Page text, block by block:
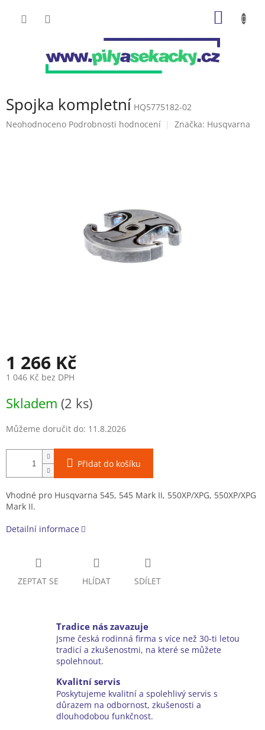
Spojka kompletní HQ5775182-02
Průměrné
Neohodnoceno Podrobnosti hodnocení Značka: Husqvarna
1 266 Kč
1 046 Kč bez DPH
cena:
Skladem (2 ks)
Můžeme doručit do: 11.8.2026
Přidat do košíku
Vhodné pro Husqvarna 545, 545 Mark II, 550XP/XPG, 550XP/XPG
Mark II.
Detailní informace
ZEPTAT SE HLÍDAT SDÍLET
Tradice nás zavazuje
Jsme česká rodinná firma s více než 30-ti letou
tradicí a zkušenostmi, na které se můžete
spolehnout.
Kvalitní servis
Poskytujeme kvalitní a spolehlivý servis s
důrazem na odbornost, zkušenosti a
dlouhodobou funkčnost.